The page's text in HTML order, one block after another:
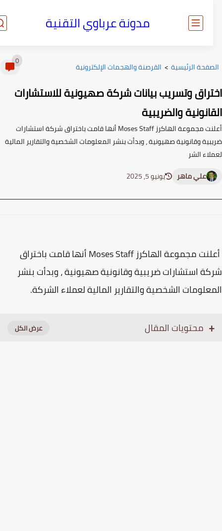
مدونة عرباوي التقنية
الرئيسية> القرصنة والهجمات الإلكترونية
وتسريب بيانات شركة صهيونية للاستشارات
والضريبية
أعلنت مجموعة الهاكرز Moses Staff أنها قامت باختراق شركة استشارات
وقانونية صهيونية ، وبدأت بنشر المعلومات الشخصية والتقارير المالية
الشر
علي ماهر
يونيو 5, 2025
أعلنت مجموعة الهاكرز Moses Staff أنها قامت باختراق
استشارات ضريبية وقانونية صهيونية ، وبدأت بنشر
الشخصية والتقارير المالية لعملاء الشركة.
محتويات المقال